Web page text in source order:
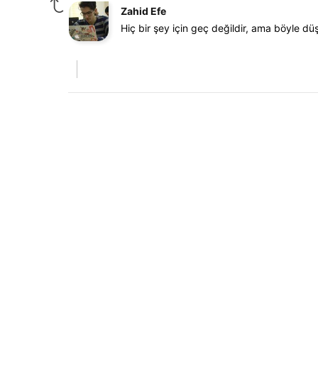
Zahid Efe
Hiç bir şey için geç değildir, ama böyle